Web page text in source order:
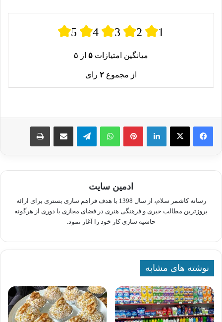
5 4 3 2 1
میانگین امتیازات ۵ از ۵
از مجموع ۲ رای
لینکدین پینترستواتس آپ تلگرام اشتراک گذاری از طریق ایمیل چاپ
ادمین سایت
رسانه کاشمر سلام، از سال 1398 با هدف فراهم سازی بستری برای ارائه
بروزترین مطالب خبری و فرهنگی هنری در فضای مجازی با دوری از هرگونه
حاشیه سازی کار خود را آغاز نمود.
نوشته های مشابه